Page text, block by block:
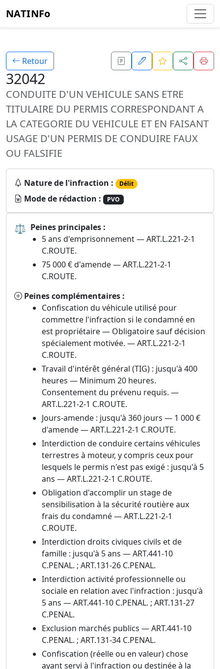
NATINFo
Retour
32042
CONDUITE D'UN VEHICULE SANS ETRE
TITULAIRE DU PERMIS CORRESPONDANT A
LA CATEGORIE DU VEHICULE ET EN FAISANT
USAGE D'UN PERMIS DE CONDUIRE FAUX
OU FALSIFIE
Nature de l'infraction : Délit
Mode de rédaction : PVO
⚖ Peines principales :
5 ans d'emprisonnement — ART.L.221-2-1
C.ROUTE.
75 000 € d'amende — ART.L.221-2-1
C.ROUTE.
Peines complémentaires :
Confiscation du véhicule utilisé pour
commettre l'infraction si le condamné en
est propriétaire — Obligatoire sauf décision
spécialement motivée. — ART.L.221-2-1
C.ROUTE.
Travail d'intérêt général (TIG) : jusqu'à 400
heures — Minimum 20 heures.
Consentement du prévenu requis. —
ART.L.221-2-1 C.ROUTE.
Jours-amende : jusqu'à 360 jours — 1 000 €
d'amende — ART.L.221-2-1 C.ROUTE.
Interdiction de conduire certains véhicules
terrestres à moteur, y compris ceux pour
lesquels le permis n'est pas exigé : jusqu'à 5
ans — ART.L.221-2-1 C.ROUTE.
Obligation d'accomplir un stage de
sensibilisation à la sécurité routière aux
frais du condamné — ART.L.221-2-1
C.ROUTE.
Interdiction droits civiques civils et de
famille : jusqu'à 5 ans — ART.441-10
C.PENAL. ; ART.131-26 C.PENAL.
Interdiction activité professionnelle ou
sociale en relation avec l'infraction : jusqu'à
5 ans — ART.441-10 C.PENAL. ; ART.131-27
C.PENAL.
Exclusion marchés publics — ART.441-10
C.PENAL. ; ART.131-34 C.PENAL.
Confiscation (réelle ou en valeur) chose
ayant servi à l'infraction ou destinée à la